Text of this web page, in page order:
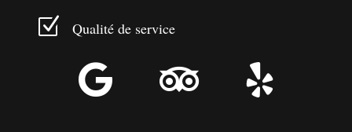
Z Qualité de service
  